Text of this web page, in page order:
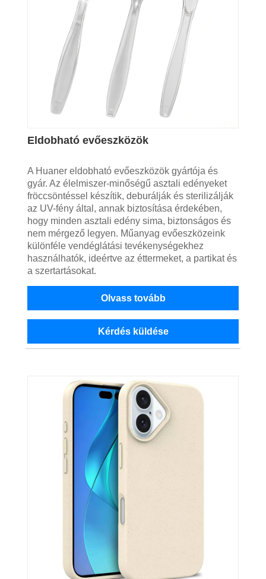
Eldobható evőeszközök
A Huaner eldobható evőeszközök gyártója és
gyár. Az élelmiszer-minőségű asztali edényeket
fröccsöntéssel készítik, deburálják és sterilizálják
az UV-fény által, annak biztosítása érdekében,
hogy minden asztali edény sima, biztonságos és
nem mérgező legyen. Műanyag evőeszközeink
különféle vendéglátási tevékenységekhez
használhatók, ideértve az éttermeket, a partikat és
a szertartásokat.
Olvass tovább
Kérdés küldése